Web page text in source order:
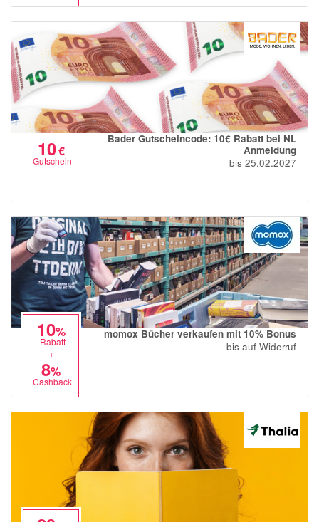
10€
Gutschein
Bader Gutscheincode: 10€ Rabatt bei NL
Anmeldung
bis 25.02.2027
10%
Rabatt
+
8%
Cashback
momox Bücher verkaufen mit 10% Bonus
bis auf Widerruf